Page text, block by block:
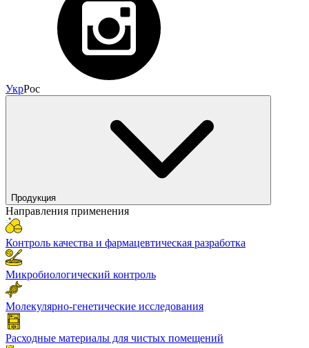
УкрРос
Продукция
Направления применения
Контроль качества и фармацевтическая разработка
Микробиологический контроль
Молекулярно-генетические исследования
Расходные материалы для чистых помещений